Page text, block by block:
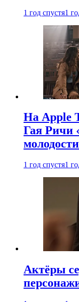
1 год спустя1
На Apple
Гая Ричи
1 год спустя1
Актёры